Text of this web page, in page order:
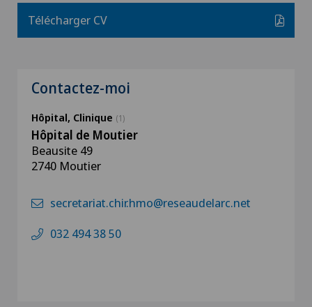
Télécharger CV
Contactez-moi
Hôpital, Clinique (1)
Hôpital de Moutier
Beausite 49
2740 Moutier
secretariat.chir.hmo@reseaudelarc.net
032 494 38 50